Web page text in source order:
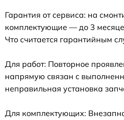
Гарантия от сервиса: на
комплектующие — до 3
Что считается гарантийным
Для работ: Повторное
напрямую связан с
неправильная установка
Для комплектующих: